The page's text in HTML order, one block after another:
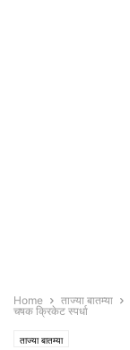
Home ताज्या बातम्या
चषक क्रिकेट स्पर्धा
ताज्या बातम्या